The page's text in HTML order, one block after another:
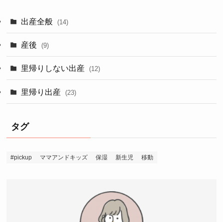
出産全般 (14)
産後 (9)
里帰りしない出産 (12)
里帰り出産 (23)
タグ
#pickup ママアンドキッズ 保湿 新生児 移動